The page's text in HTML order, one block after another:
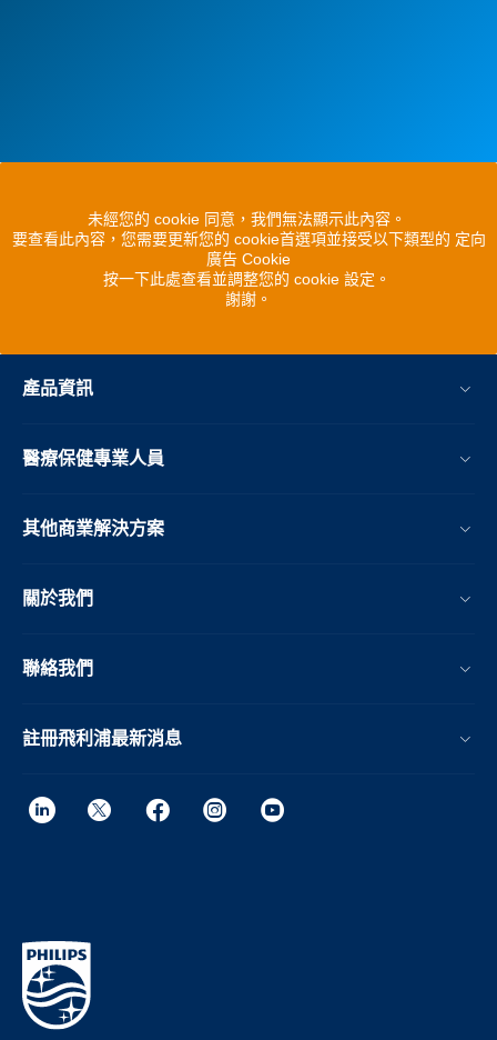
未經您的 cookie 同意，我們無法顯示此內容。
要查看此內容，您需要更新您的 cookie首選項並接受以下類型的 定向
廣告 Cookie
按一下此處查看並調整您的 cookie 設定。
謝謝。
產品資訊
醫療保健專業人員
其他商業解決方案
關於我們
聯絡我們
註冊飛利浦最新消息